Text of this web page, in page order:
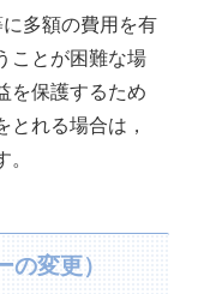
多額の費用を有
ことが困難な場
を保護するため
とれる場合は，
変更）